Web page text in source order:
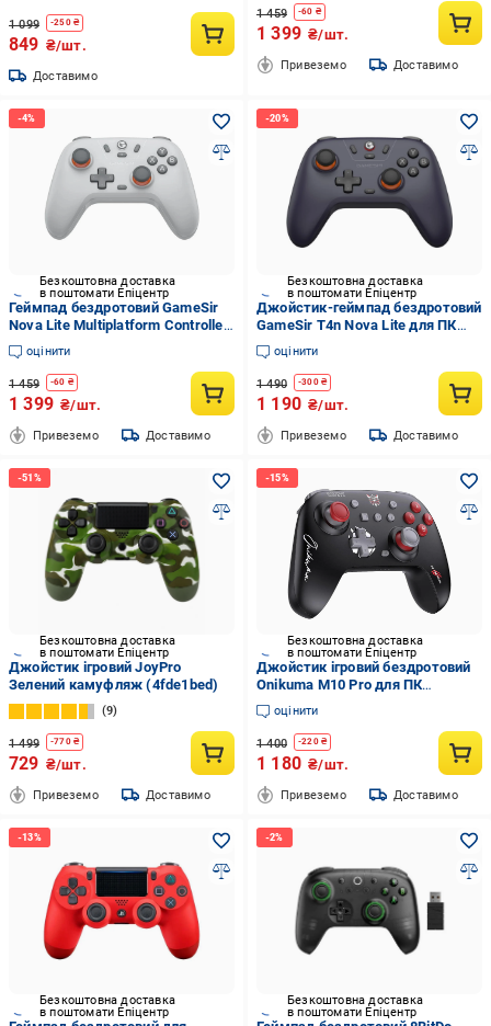
1 099 -250₴
849 ₴/шт.
Доставимо
1 459 -60 ₴
1 399 ₴/шт.
Привеземо Доставимо
Безкоштовна доставка
в поштомати Епіцентр
Геймпад бездротовий GameSir
Nova Lite Multiplatform Controller
Ash Gray (8217)
оцінити
1 459 -60 ₴
1 399 ₴/шт.
Привеземо Доставимо
Безкоштовна доставка
в поштомати Епіцентр
Джойстик-геймпад бездротовий
GameSir T4n Nova Lite для ПК
Android iOS Nintendo Switch
контроллер Холла (35081382)
оцінити
1 490 -300₴
1 190 ₴/шт.
Привеземо Доставимо
Безкоштовна доставка
в поштомати Епіцентр
Джойстик ігровий JoyPro
Зелений камуфляж (4fde1bed)
9
1 499 -770₴
729 ₴/шт.
Привеземо Доставимо
Безкоштовна доставка
в поштомати Епіцентр
Джойстик ігровий бездротовий
Onikuma M10 Pro для ПК
PlayStation з RGB підсвіткою та
Bluetooth/USB 2,4G (748397)
оцінити
1 400 -220₴
1 180 ₴/шт.
Привеземо Доставимо
Безкоштовна доставка
в поштомати Епіцентр
Безкоштовна доставка
в поштомати Епіцентр